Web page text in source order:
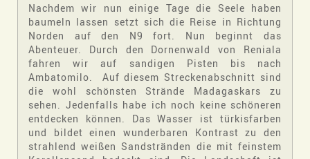
Nachdem wir nun einige Tage die Seele haben
baumeln lassen setzt sich die Reise in Richtung
Norden auf den N9 fort. Nun beginnt das
Abenteuer. Durch den Dornenwald von Reniala
fahren wir auf sandigen Pisten bis nach
Ambatomilo. Auf diesem Streckenabschnitt sind
die wohl schönsten Strände Madagaskars zu
sehen. Jedenfalls habe ich noch keine schöneren
entdecken können. Das Wasser ist türkisfarben
und bildet einen wunderbaren Kontrast zu den
strahlend weißen Sandstränden die mit feinstem